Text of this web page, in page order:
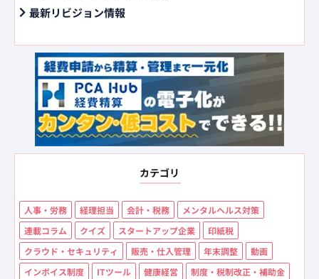
最新リビジョン情報
カテゴリ
人事・労務 経理担当 会計・税務
メンタルヘルス対策
連載コラム
クイズ スタートアップ企業
印紙税
クラウド・セキュリティ
販売・仕入管理 年末調整
動画
インボイス制度
ITツール 健康経営
制度・税制改正・補助金